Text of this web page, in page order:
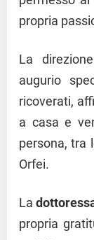
propria
La
augurio
ricoverati,
a casa e
persona, tra
Orfei.
La
propria